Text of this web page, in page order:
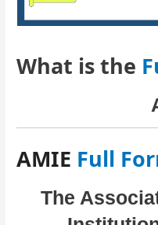
What is the
AMIE Full
The